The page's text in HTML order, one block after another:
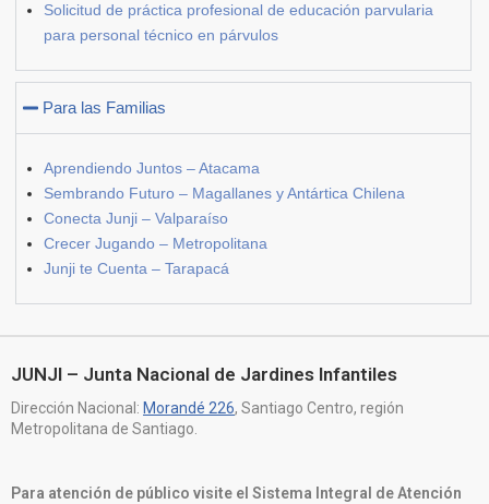
Solicitud de práctica profesional de educación parvularia
para personal técnico en párvulos
Para las Familias
Aprendiendo Juntos – Atacama
Sembrando Futuro – Magallanes y Antártica Chilena
Conecta Junji – Valparaíso
Crecer Jugando – Metropolitana
Junji te Cuenta – Tarapacá
JUNJI – Junta Nacional de Jardines Infantiles
Dirección Nacional: Morandé 226, Santiago Centro, región
Metropolitana de Santiago.
Para atención de público visite el Sistema Integral de Atención